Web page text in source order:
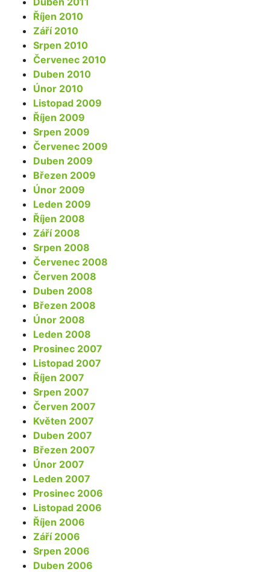
Říjen 2010
Září 2010
Srpen 2010
Červenec 2010
Duben 2010
Únor 2010
Listopad 2009
Říjen 2009
Srpen 2009
Červenec 2009
Duben 2009
Březen 2009
Únor 2009
Leden 2009
Říjen 2008
Září 2008
Srpen 2008
Červenec 2008
Červen 2008
Duben 2008
Březen 2008
Únor 2008
Leden 2008
Prosinec 2007
Listopad 2007
Říjen 2007
Srpen 2007
Červen 2007
Květen 2007
Duben 2007
Březen 2007
Únor 2007
Leden 2007
Prosinec 2006
Listopad 2006
Říjen 2006
Září 2006
Srpen 2006
Duben 2006